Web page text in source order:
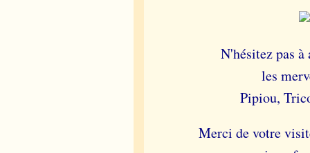
N'hésitez pas
les
Pipiou,
Merci de votre